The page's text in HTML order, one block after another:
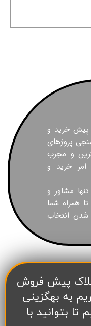
امر پیش خرید و
پروژهای
و مجرب
امر خرید و
مشاور و
همراه شما
شدن انتخاب
املاک پیش فروش
داریم به بهگزینی
بتوانید با